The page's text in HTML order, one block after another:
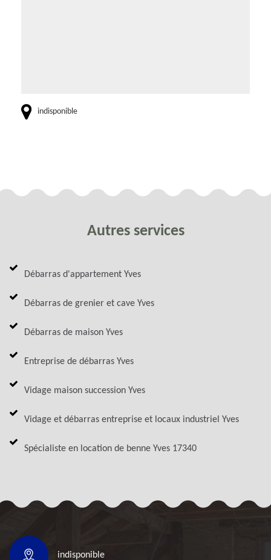
indisponible
Autres services
Débarras d'appartement Yves
Débarras de grenier et cave Yves
Débarras de maison Yves
Entreprise de débarras Yves
Vidage maison succession Yves
Vidage et débarras entreprise et locaux industriel Yves
Spécialiste en location de benne Yves 17340
indisponible